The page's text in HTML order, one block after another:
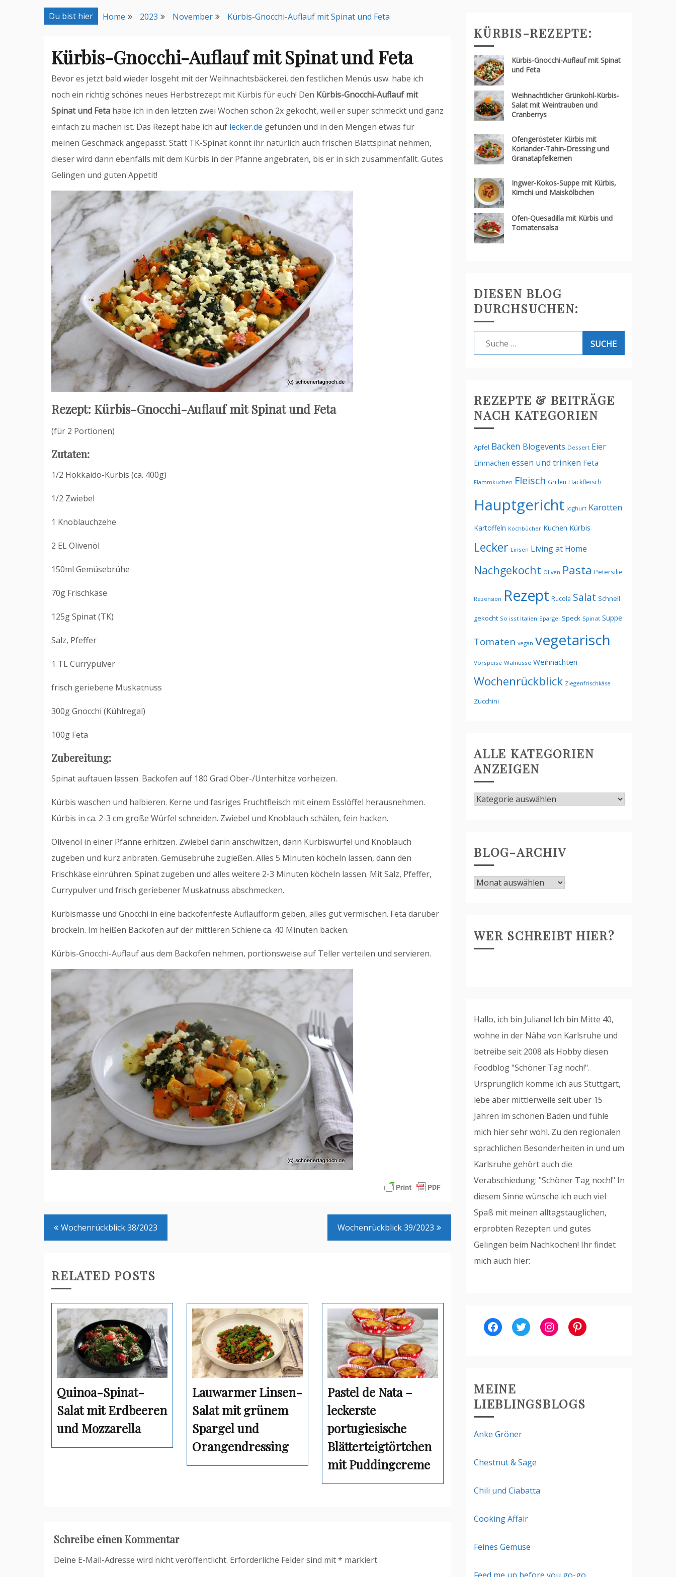
Du bist hier Home 2023 November Kürbis-Gnocchi-Auflauf mit Spinat und Feta
Kürbis-Gnocchi-Auflauf mit Spinat und Feta
Bevor es jetzt bald wieder losgeht mit der Weihnachtsbäckerei, den festlichen Menüs usw. habe ich
noch ein richtig schönes neues Herbstrezept mit Kürbis für euch! Den Kürbis-Gnocchi-Auflauf mit
Spinat und Feta habe ich in den letzten zwei Wochen schon 2x gekocht, weil er super schmeckt und ganz
einfach zu machen ist. Das Rezept habe ich auf lecker.de gefunden und in den Mengen etwas für
meinen Geschmack angepasst. Statt TK-Spinat könnt ihr natürlich auch frischen Blattspinat nehmen,
dieser wird dann ebenfalls mit dem Kürbis in der Pfanne angebraten, bis er in sich zusammenfällt. Gutes
Gelingen und guten Appetit!
Rezept: Kürbis-Gnocchi-Auflauf mit Spinat und Feta
(für 2 Portionen)
Zutaten:
1/2 Hokkaido-Kürbis (ca. 400g)
1/2 Zwiebel
1 Knoblauchzehe
2 EL Olivenöl
150ml Gemüsebrühe
70g Frischkäse
125g Spinat (TK)
Salz, Pfeffer
1 TL Currypulver
frisch geriebene Muskatnuss
300g Gnocchi (Kühlregal)
100g Feta
Zubereitung:
Spinat auftauen lassen. Backofen auf 180 Grad Ober-/Unterhitze vorheizen.
Kürbis waschen und halbieren. Kerne und fasriges Fruchtfleisch mit einem Esslöffel herausnehmen.
Kürbis in ca. 2-3 cm große Würfel schneiden. Zwiebel und Knoblauch schälen, fein hacken.
Olivenöl in einer Pfanne erhitzen. Zwiebel darin anschwitzen, dann Kürbiswürfel und Knoblauch
zugeben und kurz anbraten. Gemüsebrühe zugießen. Alles 5 Minuten köcheln lassen, dann den
Frischkäse einrühren. Spinat zugeben und alles weitere 2-3 Minuten köcheln lassen. Mit Salz, Pfeffer,
Currypulver und frisch geriebener Muskatnuss abschmecken.
Kürbismasse und Gnocchi in eine backofenfeste Auflaufform geben, alles gut vermischen. Feta darüber
bröckeln. Im heißen Backofen auf der mittleren Schiene ca. 40 Minuten backen.
Kürbis-Gnocchi-Auflauf aus dem Backofen nehmen, portionsweise auf Teller verteilen und servieren.
Beitrags-
Navigation
Wochenrückblick 38/2023 Wochenrückblick 39/2023
RELATED POSTS
Quinoa-Spinat-
Salat mit Erdbeeren
und Mozzarella
Lauwarmer Linsen-
Salat mit grünem
Spargel und
Orangendressing
Pastel de Nata –
leckerste
portugiesische
Blätterteigtörtchen
mit Puddingcreme
Schreibe einen Kommentar
Deine E-Mail-Adresse wird nicht veröffentlicht. Erforderliche Felder sind mit* markiert
KÜRBIS-REZEPTE:
Kürbis-Gnocchi-Auflauf mit Spinat
und Feta
Weihnachtlicher Grünkohl-Kürbis-
Salat mit Weintrauben und
Cranberrys
Ofengerösteter Kürbis mit
Koriander-Tahin-Dressing und
Granatapfelkernen
Ingwer-Kokos-Suppe mit Kürbis,
Kimchi und Maiskölbchen
Ofen-Quesadilla mit Kürbis und
Tomatensalsa
DIESEN BLOG
DURCHSUCHEN:
Suche
nach:
REZEPTE & BEITRÄGE
NACH KATEGORIEN
Apfel Backen Blogevents Dessert Eier
Einmachen essen und trinken Feta
Flammkuchen Fleisch Grillen Hackfleisch
Hauptgericht Joghurt Karotten
Kartoffeln Kochbücher Kuchen Kürbis
Lecker Linsen Living at Home
Nachgekocht Oliven Pasta Petersilie
Rezension Rezept Rucola Salat Schnell
gekocht So isst Italien Spargel Speck Spinat Suppe
Tomaten vegan vegetarisch
Vorspeise Walnüsse Weihnachten
Wochenrückblick Ziegenfrischkäse
Zucchini
ALLE KATEGORIEN
ANZEIGEN
Alle
BLOG-ARCHIV
Blog-
WER SCHREIBT HIER?
Hallo, ich bin Juliane! Ich bin Mitte 40,
wohne in der Nähe von Karlsruhe und
betreibe seit 2008 als Hobby diesen
Foodblog "Schöner Tag noch!".
Ursprünglich komme ich aus Stuttgart,
lebe aber mittlerweile seit über 15
Jahren im schönen Baden und fühle
mich hier sehr wohl. Zu den regionalen
sprachlichen Besonderheiten in und um
Karlsruhe gehört auch die
Verabschiedung: "Schöner Tag noch!" In
diesem Sinne wünsche ich euch viel
Spaß mit meinen alltagstauglichen,
erprobten Rezepten und gutes
Gelingen beim Nachkochen! Ihr findet
mich auch hier:
FacebookTwitterInstagramPinterest
MEINE
LIEBLINGSBLOGS
Anke Gröner
Chestnut & Sage
Chili und Ciabatta
Cooking Affair
Feines Gemüse